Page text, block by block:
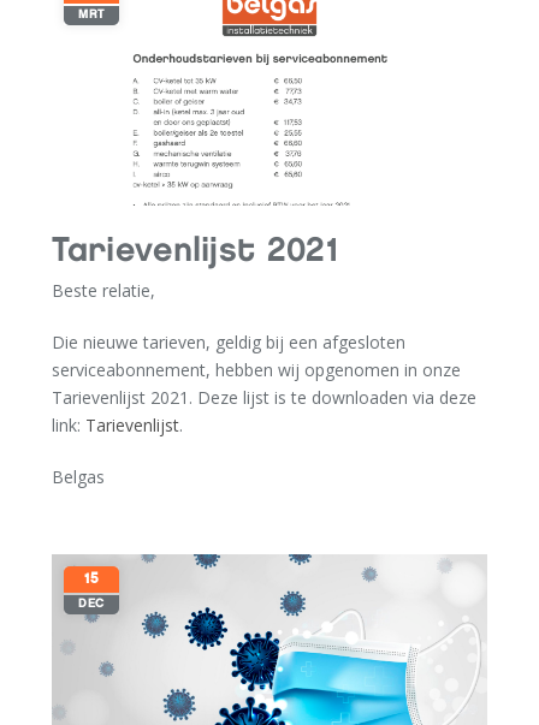
MRT
Tarievenlijst 2021
Beste relatie,
Die nieuwe tarieven, geldig bij een afgesloten
serviceabonnement, hebben wij opgenomen in onze
Tarievenlijst 2021. Deze lijst is te downloaden via deze
link: Tarievenlijst.
Belgas
15
DEC